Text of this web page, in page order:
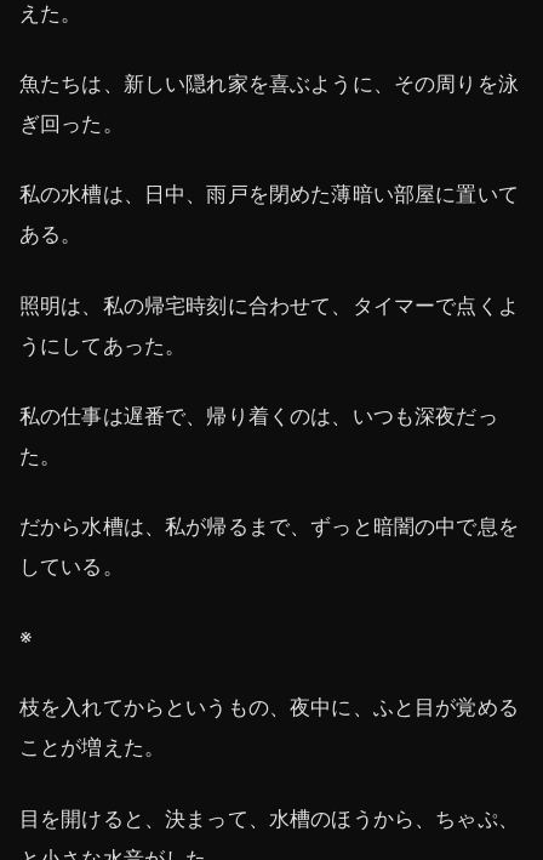
えた。
魚たちは、新しい隠れ家を喜ぶように、その周りを泳
ぎ回った。
私の水槽は、日中、雨戸を閉めた薄暗い部屋に置いて
ある。
照明は、私の帰宅時刻に合わせて、タイマーで点くよ
うにしてあった。
私の仕事は遅番で、帰り着くのは、いつも深夜だっ
た。
だから水槽は、私が帰るまで、ずっと暗闇の中で息を
している。
※
枝を入れてからというもの、夜中に、ふと目が覚める
ことが増えた。
目を開けると、決まって、水槽のほうから、ちゃぷ、